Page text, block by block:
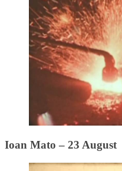
Ioan Mato – 23 August